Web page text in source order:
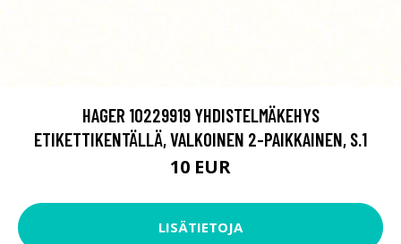
HAGER 10229919 YHDISTELMÄKEHYS
ETIKETTIKENTÄLLÄ, VALKOINEN 2-PAIKKAINEN, S.1
10 EUR
LISÄTIETOJA